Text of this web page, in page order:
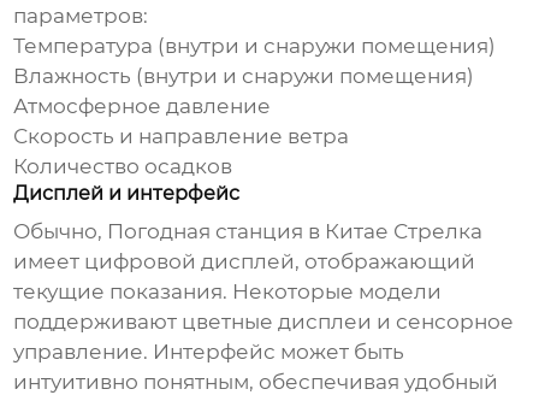
параметров:
Температура (внутри и снаружи помещения)
Влажность (внутри и снаружи помещения)
Атмосферное давление
Скорость и направление ветра
Количество осадков
Дисплей и интерфейс
Обычно, Погодная станция в Китае Стрелка
имеет цифровой дисплей, отображающий
текущие показания. Некоторые модели
поддерживают цветные дисплеи и сенсорное
управление. Интерфейс может быть
интуитивно понятным, обеспечивая удобный